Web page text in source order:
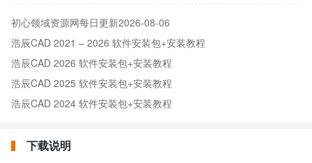
初心领域资源网每日更新2026-08-06
浩辰CAD 2021 – 2026 软件安装包+安装教程
浩辰CAD 2026 软件安装包+安装教程
浩辰CAD 2025 软件安装包+安装教程
浩辰CAD 2024 软件安装包+安装教程
下载说明